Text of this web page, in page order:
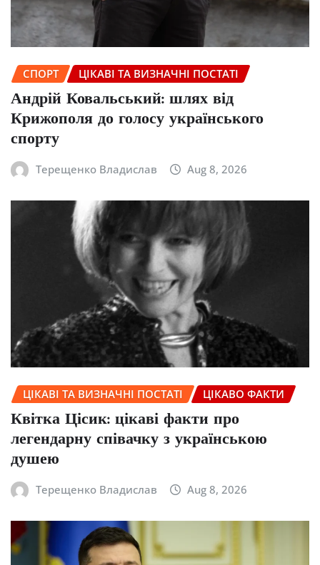
СПОРТ ЦІКАВІ ТА ВИЗНАЧНІ ПОСТАТІ
Андрій Ковальський: шлях від
Крижополя до голосу українського
спорту
Терещенко Владислав Aug 8, 2026
ЦІКАВІ ТА ВИЗНАЧНІ ПОСТАТІ ЦІКАВО ФАКТИ
Квітка Цісик: цікаві факти про
легендарну співачку з українською
душею
Терещенко Владислав Aug 8, 2026